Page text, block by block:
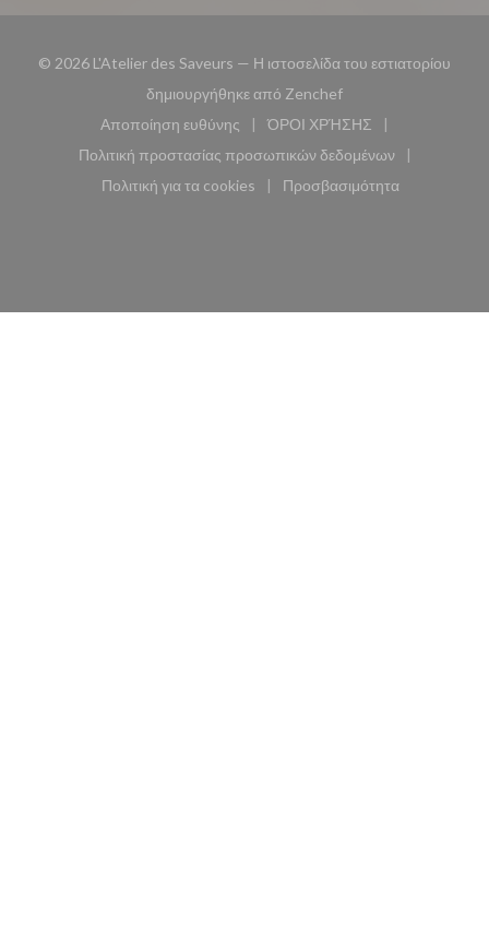
© 2026 L'Atelier des Saveurs — Η ιστοσελίδα του εστιατορίου
δημιουργήθηκε από Zenchef((ανοίγει σε νέο
Αποποίηση ευθύνης
((ανοίγει σε νέο παράθυρο))
ΌΡΟΙ ΧΡΉΣΗΣ
((ανοίγει σε νέο
Πολιτική προστασίας προσωπικών δεδομένων
((ανοίγει σε νέο παράθυρο))
Πολιτική για τα cookies
((ανοίγει σε νέο παράθυρο))
Προσβασιμότητα
((ανοίγει σε νέο